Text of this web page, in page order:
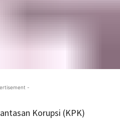
-
Korupsi (KPK)